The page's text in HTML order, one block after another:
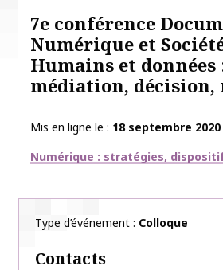
7e conférence
Numérique et
Humains et
médiation,
Mis en ligne le
18 septembre 2020
Thématiques
Numérique : stratégies,
Type d’événement Colloque
Contacts